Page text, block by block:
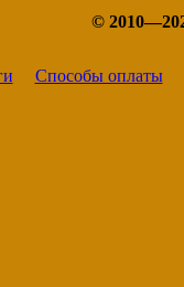
©
Способы оплаты